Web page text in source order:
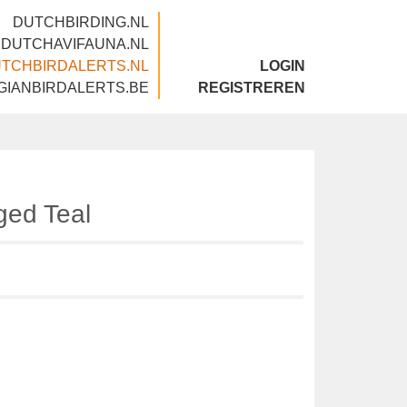
DUTCHBIRDING.NL
DUTCHAVIFAUNA.NL
DUTCHBIRDALERTS.NL
LOGIN
REGISTREREN
Teal